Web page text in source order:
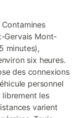
Gervais Mont-
minutes),
six heures.
des connexions
personnel
les
varient